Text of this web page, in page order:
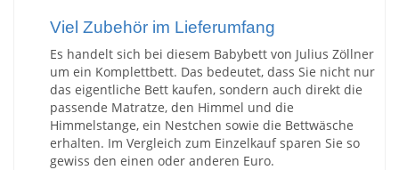
Viel Zubehör im Lieferumfang
Es handelt sich bei diesem Babybett von Julius Zöllner
um ein Komplettbett. Das bedeutet, dass Sie nicht nur
das eigentliche Bett kaufen, sondern auch direkt die
passende Matratze, den Himmel und die
Himmelstange, ein Nestchen sowie die Bettwäsche
erhalten. Im Vergleich zum Einzelkauf sparen Sie so
gewiss den einen oder anderen Euro.